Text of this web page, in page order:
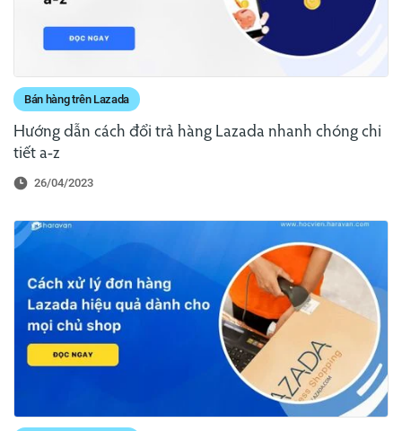
Bán hàng trên Lazada
Hướng dẫn cách đổi trả hàng Lazada nhanh chóng chi
tiết a-z
26/04/2023